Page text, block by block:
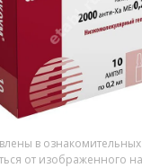
в
от изображенного